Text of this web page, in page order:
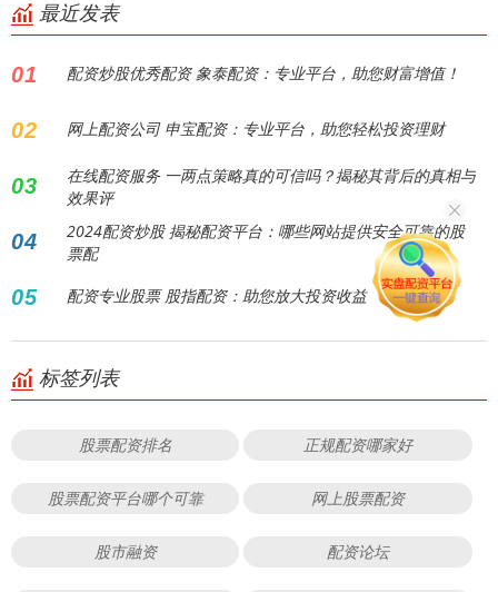
最近发表
01 配资炒股优秀配资 象泰配资：专业平台，助您财富增值！
02 网上配资公司 申宝配资：专业平台，助您轻松投资理财
03
在线配资服务 一两点策略真的可信吗？揭秘其背后的真相与
效果评
04
2024配资炒股 揭秘配资平台：哪些网站提供安全可靠的股
票配
05 配资专业股票 股指配资：助您放大投资收益
标签列表
股票配资排名 正规配资哪家好
股票配资平台哪个可靠 网上股票配资
股市融资 配资论坛